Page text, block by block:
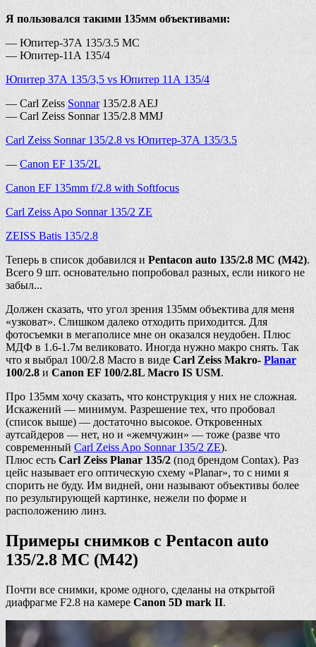
Я пользовался такими 135мм объективами:
— Юпитер-37А 135/3.5 MC
— Юпитер-11А 135/4
Юпитер 37А 135/3,5 vs Юпитер 11А 135/4
— Carl Zeiss Sonnar135/2.8 AEJ
— Carl Zeiss Sonnar 135/2.8 MMJ
Carl Zeiss Sonnar 135/2.8 vs Юпитер-37А 135/3.5
—Canon EF 135/2L
Canon EF 135mm f/2.8 with Softfocus
Carl Zeiss Apo Sonnar 135/2 ZE
ZEISS Batis 135/2.8
Теперь в список добавился и Pentacon auto 135/2.8 MC (М42).
Всего 9 шт. основательно попробовал разных, если никого не
забыл...
Должен сказать, что угол зрения 135мм объектива для меня
«узковат». Слишком далеко отходить приходится. Для
фотосъемки в мегаполисе мне он оказался неудобен. Плюс
МДФ в 1.6-1.7м великовато. Иногда нужно макро снять. Так
что я выбрал 100/2.8 Macro в виде Carl Zeiss Makro- Planar
100/2.8 и Canon EF 100/2.8L Macro IS USM.
Про 135мм хочу сказать, что конструкция у них не сложная.
Искажений — минимум. Разрешение тех, что пробовал
(список выше) — достаточно высокое. Откровенных
аутсайдеров — нет, но и «жемчужин» — тоже (разве что
современный Carl Zeiss Apo Sonnar 135/2 ZE).
Плюс есть Carl Zeiss Planar 135/2 (под брендом Contax). Раз
цейс называет его оптическую схему «Planar», то с ними я
спорить не буду. Им видней, они называют объективы более
по результирующей картинке, нежели по форме и
расположению линз.
Примеры снимков с Pentacon auto
135/2.8 MC (М42)
Почти все снимки, кроме одного, сделаны на открытой
диафрагме F2.8 на камере Canon 5D mark II.